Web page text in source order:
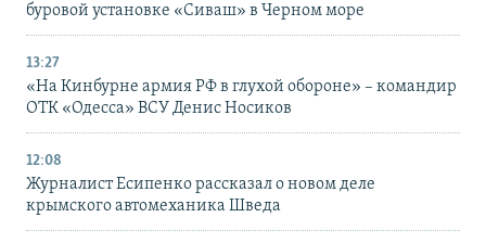
буровой установке «Сиваш» в Черном море
13:27
«На Кинбурне армия РФ в глухой обороне» – командир
ОТК «Одесса» ВСУ Денис Носиков
12:08
Журналист Есипенко рассказал о новом деле
крымского автомеханика Шведа